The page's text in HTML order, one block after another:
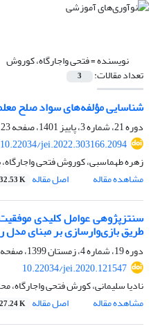
نویسنده =فتحی واجارگاه، کوروش
تعداد مقالات: 3
شناسایی مؤلفه‌های سواد صلح
دوره 21، شماره 3، پاییز 1401، صفحه
150
10.22034/jei.2022.303166.2094
زهره طهماسبی، کوروش فتحی واجارگاه،
مشاهده مقاله
اصل مقاله K
سنتزپژوهی عوامل کلیدی
طریق بازی‌وارسازی بر مبنای
دوره 19، شماره 4، زمستان 1399، صفحه
10.22034/jei.2020.121547
نادیا سلیمانی، کورش فتحی
مشاهده مقاله
اصل مقاله K